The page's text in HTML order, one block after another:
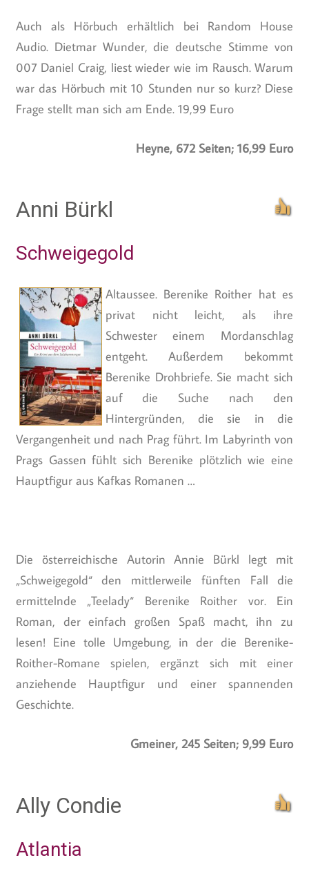
Auch als Hörbuch erhältlich bei Random House
Audio. Dietmar Wunder, die deutsche Stimme von
007 Daniel Craig, liest wieder wie im Rausch. Warum
war das Hörbuch mit 10 Stunden nur so kurz? Diese
Frage stellt man sich am Ende. 19,99 Euro
Heyne, 672 Seiten; 16,99 Euro
Anni Bürkl
Schweigegold
Altaussee. Berenike Roither hat es
privat nicht leicht, als ihre
Schwester einem Mordanschlag
entgeht. Außerdem bekommt
Berenike Drohbriefe. Sie macht sich
auf die Suche nach den
Hintergründen, die sie in die
Vergangenheit und nach Prag führt. Im Labyrinth von
Prags Gassen fühlt sich Berenike plötzlich wie eine
Hauptfigur aus Kafkas Romanen …
Die österreichische Autorin Annie Bürkl legt mit
„Schweigegold“ den mittlerweile fünften Fall die
ermittelnde „Teelady“ Berenike Roither vor. Ein
Roman, der einfach großen Spaß macht, ihn zu
lesen! Eine tolle Umgebung, in der die Berenike-
Roither-Romane spielen, ergänzt sich mit einer
anziehende Hauptfigur und einer spannenden
Geschichte.
Gmeiner, 245 Seiten; 9,99 Euro
Ally Condie
Atlantia